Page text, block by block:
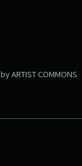
by ARTIST COMMONS